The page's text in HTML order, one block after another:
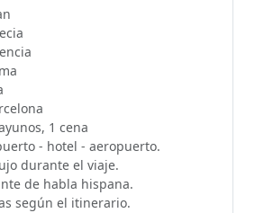
1 cena
- hotel - aeropuerto.
durante el viaje.
de habla hispana.
según el itinerario.